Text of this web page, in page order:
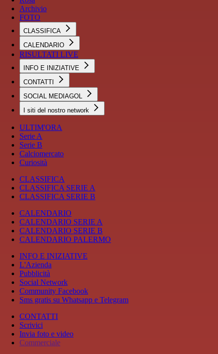
Archivio
FOTO
CLASSIFICA
CALENDARIO
RISULTATI LIVE
INFO E INIZIATIVE
CONTATTI
SOCIAL MEDIAGOL
I siti del nostro network
ULTIM'ORA
Serie A
Serie B
Calciomercato
Curiosità
CLASSIFICA
CLASSIFICA SERIE A
CLASSIFICA SERIE B
CALENDARIO
CALENDARIO SERIE A
CALENDARIO SERIE B
CALENDARIO PALERMO
INFO E INIZIATIVE
L'Azienda
Pubblicità
Social Network
Community Facebook
Sms gratis su Whatsapp e Telegram
CONTATTI
Scrivici
Invia foto e video
Commerciale